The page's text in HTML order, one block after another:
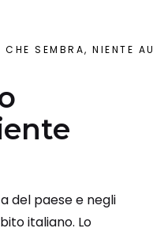
AUMENTO TASSE PER CITTADINI
del paese e negli
italiano. Lo